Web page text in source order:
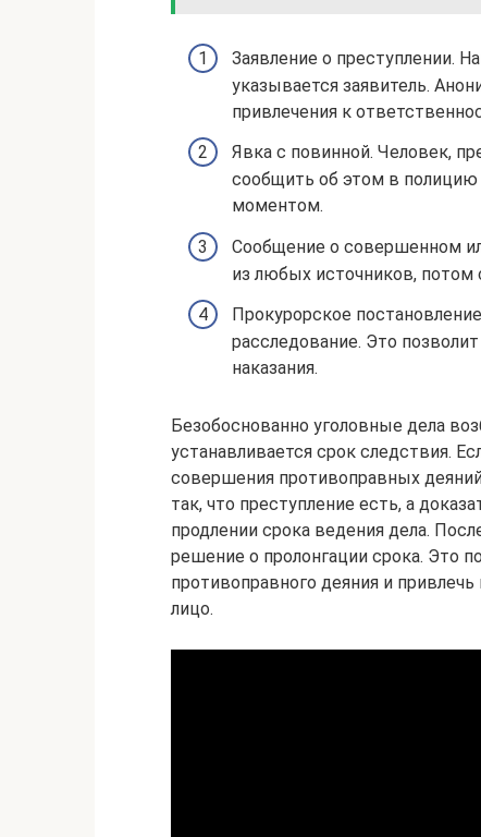
Заявление о преступлении.
указывается заявитель.
привлечения к
Явка с повинной. Человек,
сообщить об этом в
моментом.
Сообщение о совершенном
из любых источников, потом
Прокурорское
расследование. Это
наказания.
Безобоснованно уголовные дела
устанавливается срок следствия.
совершения противоправных
так, что преступление есть, а
продлении срока ведения дела.
решение о пролонгации срока. Это
противоправного деяния и
лицо.